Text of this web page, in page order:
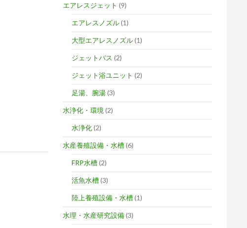
エアレスジェット (9)
エアレスノズル(1)
大型エアレスノズル(1)
ジェットバス (2)
ジェット浴ユニット (2)
足湯、腕湯(3)
水浄化・環境 (2)
水浄化(2)
水産養殖設備・水槽(6)
FRP水槽(2)
活魚水槽(3)
陸上養殖設備・水槽(1)
水理・水産研究設備(3)